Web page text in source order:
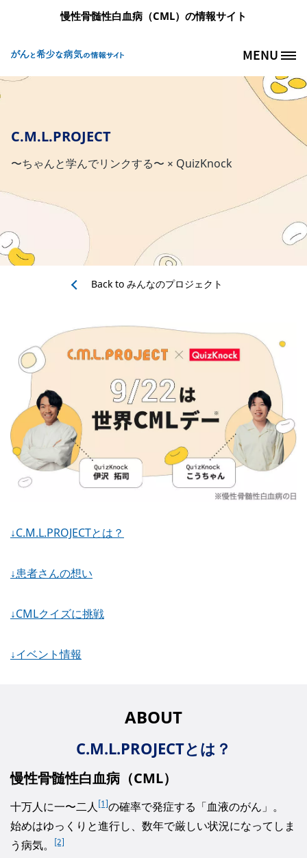
メインコンテンツに移動
慢性骨髄性白血病（CML）の情報サイト
Site Logo MENU
C.M.L.PROJECT
〜ちゃんと学んでリンクする〜 × QuizKnock
Back to みんなのプロジェクト
↓C.M.L.PROJECTとは？
↓患者さんの想い
↓CMLクイズに挑戦
↓イベント情報
ABOUT
C.M.L.PROJECTとは？
慢性骨髄性白血病（CML）
十万人に一〜二人[1]の確率で発症する「血液のがん」。
始めはゆっくりと進行し、数年で厳しい状況になってしま
う病気。
[2]